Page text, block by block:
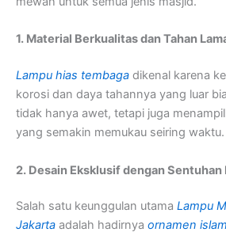
1. Material Berkualitas dan Tahan
Lampu hias tembaga dikenal karena
korosi dan daya tahannya yang luar
tidak hanya awet, tetapi juga
yang semakin memukau seiring waktu.
2. Desain Eksklusif dengan Sentuhan
Salah satu keunggulan utama Lampu
Jakarta adalah hadirnya ornamen